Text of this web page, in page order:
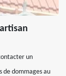
un
de dommages au